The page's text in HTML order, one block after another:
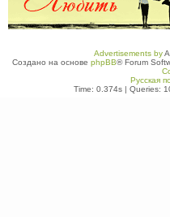
Advertisements by
Создано на основе phpBB® Forum
Русская
Time: 0.374s| Queries: